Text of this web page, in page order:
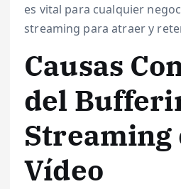
es vital para cualquier
streaming para atraer y
Causas
del
Streaming
Vídeo